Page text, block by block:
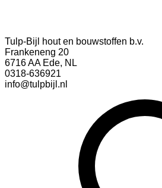
Tulp-Bijl hout en bouwstoffen b.v.
Frankeneng 20
6716 AA Ede, NL
0318-636921
info@tulpbijl.nl